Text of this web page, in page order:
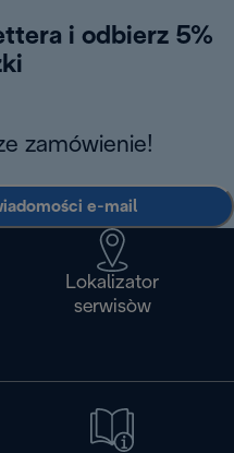
i odbierz 5%
zamówienie!
e-mail
Lokalizator
serwisòw